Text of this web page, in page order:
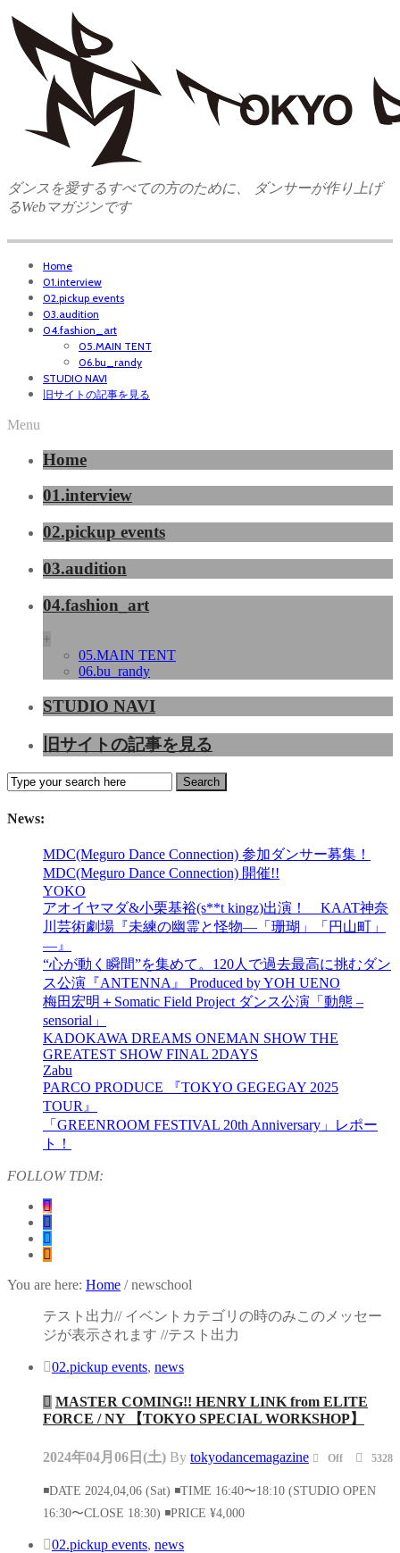
ダンスを愛するすべての方のために、 ダンサーが作り上げ
るWebマガジンです
Home
01.interview
02.pickup events
03.audition
04.fashion_art
05.MAIN TENT
06.bu_randy
STUDIO NAVI
旧サイトの記事を見る
Menu
Home
01.interview
02.pickup events
03.audition
04.fashion_art
+
05.MAIN TENT
06.bu_randy
STUDIO NAVI
旧サイトの記事を見る
News:
MDC(Meguro Dance Connection) 参加ダンサー募集！
MDC(Meguro Dance Connection) 開催!!
YOKO
アオイヤマダ&小栗基裕(s**t kingz)出演！ KAAT神奈
川芸術劇場『未練の幽霊と怪物―「珊瑚」「円山町」
―』
“心が動く瞬間”を集めて。120人で過去最高に挑むダン
ス公演『ANTENNA』 Produced by YOH UENO
梅田宏明＋Somatic Field Project ダンス公演「動態 ‒
sensorial」
KADOKAWA DREAMS ONEMAN SHOW THE
GREATEST SHOW FINAL 2DAYS
Zabu
PARCO PRODUCE 『TOKYO GEGEGAY 2025
TOUR』
「GREENROOM FESTIVAL 20th Anniversary」レポー
ト！
FOLLOW TDM:
You are here: Home /newschool
テスト出力// イベントカテゴリの時のみこのメッセー
ジが表示されます //テスト出力
02.pickup events, news
MASTER COMING!! HENRY LINK from ELITE
FORCE / NY 【TOKYO SPECIAL WORKSHOP】
2024年04月06日(土) By tokyodancemagazine Off 5328
◾️DATE 2024,04,06 (Sat) ◾️TIME 16:40〜18:10 (STUDIO OPEN
16:30〜CLOSE 18:30) ◾️PRICE ¥4,000
02.pickup events, news